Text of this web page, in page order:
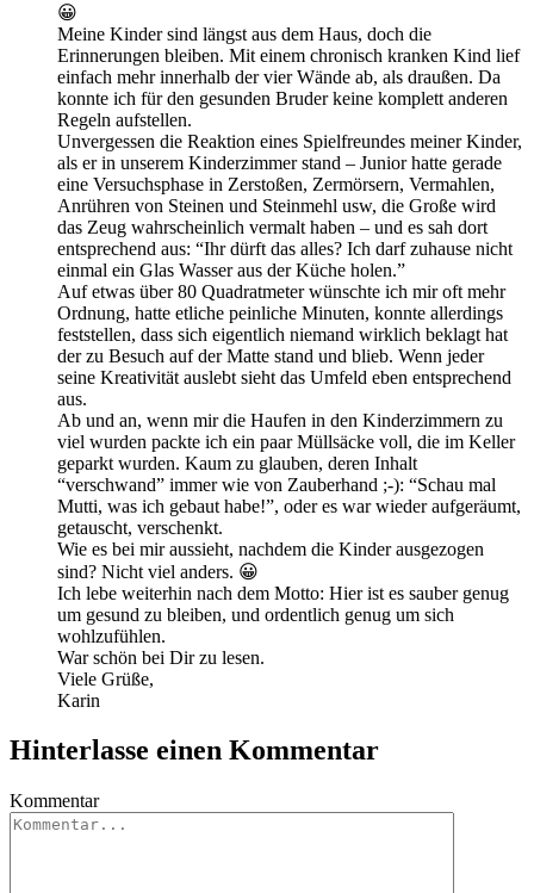
😀
Meine Kinder sind längst aus dem Haus, doch die
Erinnerungen bleiben. Mit einem chronisch kranken Kind lief
einfach mehr innerhalb der vier Wände ab, als draußen. Da
konnte ich für den gesunden Bruder keine komplett anderen
Regeln aufstellen.
Unvergessen die Reaktion eines Spielfreundes meiner Kinder,
als er in unserem Kinderzimmer stand – Junior hatte gerade
eine Versuchsphase in Zerstoßen, Zermörsern, Vermahlen,
Anrühren von Steinen und Steinmehl usw, die Große wird
das Zeug wahrscheinlich vermalt haben – und es sah dort
entsprechend aus: “Ihr dürft das alles? Ich darf zuhause nicht
einmal ein Glas Wasser aus der Küche holen.”
Auf etwas über 80 Quadratmeter wünschte ich mir oft mehr
Ordnung, hatte etliche peinliche Minuten, konnte allerdings
feststellen, dass sich eigentlich niemand wirklich beklagt hat
der zu Besuch auf der Matte stand und blieb. Wenn jeder
seine Kreativität auslebt sieht das Umfeld eben entsprechend
aus.
Ab und an, wenn mir die Haufen in den Kinderzimmern zu
viel wurden packte ich ein paar Müllsäcke voll, die im Keller
geparkt wurden. Kaum zu glauben, deren Inhalt
“verschwand” immer wie von Zauberhand ;-): “Schau mal
Mutti, was ich gebaut habe!”, oder es war wieder aufgeräumt,
getauscht, verschenkt.
Wie es bei mir aussieht, nachdem die Kinder ausgezogen
sind? Nicht viel anders. 😀
Ich lebe weiterhin nach dem Motto: Hier ist es sauber genug
um gesund zu bleiben, und ordentlich genug um sich
wohlzufühlen.
War schön bei Dir zu lesen.
Viele Grüße,
Karin
Hinterlasse einen Kommentar
Kommentar